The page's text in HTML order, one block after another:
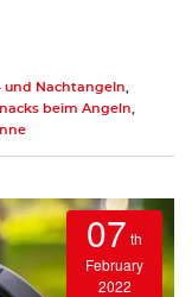
und Nachtangeln
beim Angeln
07 th
February
2022